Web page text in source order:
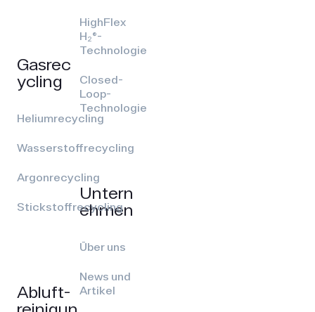
Gasrec
ycling
Heliumrecycling
Wasserstoffrecycling
Argonrecycling
Stickstoffrecycling
Abluft­
HighFlex
H₂®-
Technologie
Closed-
Loop-
Technologie
Untern
ehmen
Über uns
News und
Artikel